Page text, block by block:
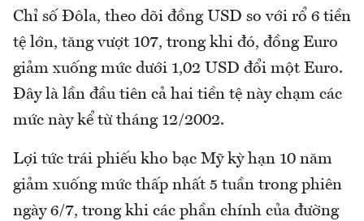
Chỉ số Đôla, theo dõi đồng USD so với rổ 6 tiền
tệ lớn, tăng vượt 107, trong khi đó, đồng Euro
giảm xuống mức dưới 1,02 USD đổi một Euro.
Đây là lần đầu tiên cả hai tiền tệ này chạm các
mức này kể từ tháng 12/2002.
Lợi tức trái phiếu kho bạc Mỹ kỳ hạn 10 năm
giảm xuống mức thấp nhất 5 tuần trong phiên
ngày 6/7, trong khi các phần chính của đường